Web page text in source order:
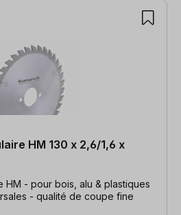
HM 130 x 2,6/1,6 x
HM - pour bois, alu & plastiques
- qualité de coupe fine